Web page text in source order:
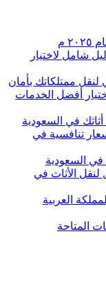
شامل لاختيار
لنقل ممتلكاتك بأمان
أفضل الخدمات
في السعودية
تنافسية في
السعودية
الأثاث في
العربية
المتاحة